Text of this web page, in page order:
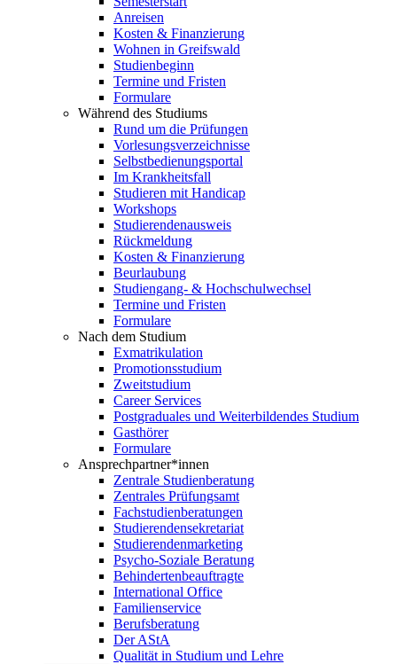
Anreisen
Kosten & Finanzierung
Wohnen in Greifswald
Studienbeginn
Termine und Fristen
Formulare
Während des Studiums
Rund um die Prüfungen
Vorlesungsverzeichnisse
Selbstbedienungsportal
Im Krankheitsfall
Studieren mit Handicap
Workshops
Studierendenausweis
Rückmeldung
Kosten & Finanzierung
Beurlaubung
Studiengang- & Hochschulwechsel
Termine und Fristen
Formulare
Nach dem Studium
Exmatrikulation
Promotionsstudium
Zweitstudium
Career Services
Postgraduales und Weiterbildendes Studium
Gasthörer
Formulare
Ansprechpartner*innen
Zentrale Studienberatung
Zentrales Prüfungsamt
Fachstudienberatungen
Studierendensekretariat
Studierendenmarketing
Psycho-Soziale Beratung
Behindertenbeauftragte
International Office
Familienservice
Berufsberatung
Der AStA
Qualität in Studium und Lehre